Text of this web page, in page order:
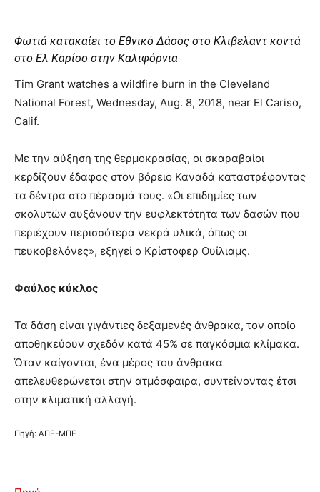
Φωτιά κατακαίει το Εθνικό Δάσος στο Κλιβελαντ κοντά
στο Ελ Καρίσο στην Καλιφόρνια
Tim Grant watches a wildfire burn in the Cleveland
National Forest, Wednesday, Aug. 8, 2018, near El Cariso,
Calif.
Με την αύξηση της θερμοκρασίας, οι σκαραβαίοι
κερδίζουν έδαφος στον βόρειο Καναδά καταστρέφοντας
τα δέντρα στο πέρασμά τους. «Οι επιδημίες των
σκολυτών αυξάνουν την ευφλεκτότητα των δασών που
περιέχουν περισσότερα νεκρά υλικά, όπως οι
πευκοβελόνες», εξηγεί ο Κρίστοφερ Ουίλιαμς.
Φαύλος κύκλος
Τα δάση είναι γιγάντιες δεξαμενές άνθρακα, τον οποίο
αποθηκεύουν σχεδόν κατά 45% σε παγκόσμια κλίμακα.
Όταν καίγονται, ένα μέρος του άνθρακα
απελευθερώνεται στην ατμόσφαιρα, συντείνοντας έτσι
στην κλιματική αλλαγή.
Πηγή: ΑΠΕ-ΜΠΕ